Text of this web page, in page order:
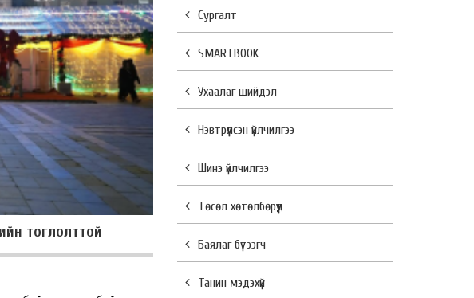
тоглолттой
Сургалт
SMARTBOOK
Ухаалаг шийдэл
Нэвтрүүлсэн үйлчилгээ
Шинэ үйлчилгээ
Төсөл хөтөлбөрүүд
Баялаг бүтээгч
Танин мэдэхүй